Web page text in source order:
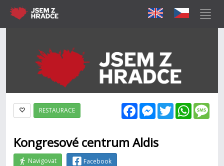
FacebookMessenger
Twitter
RESTAURACE
Kongresové centrum Aldis
Navigovat Facebook